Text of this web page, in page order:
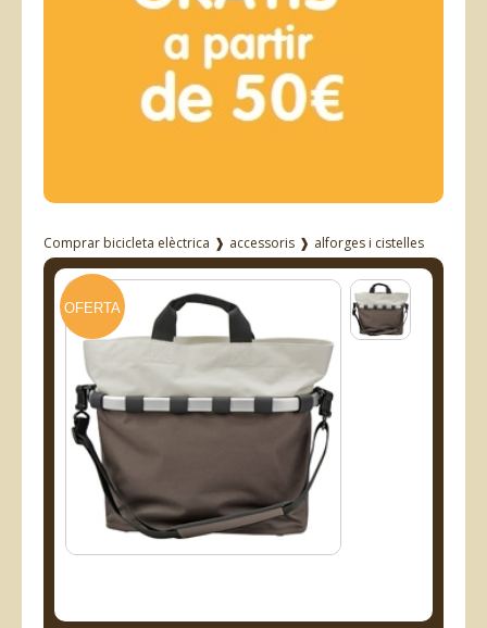
Comprar bicicleta elèctrica ❱ accessoris ❱ alforges i cistelles
OFERTA